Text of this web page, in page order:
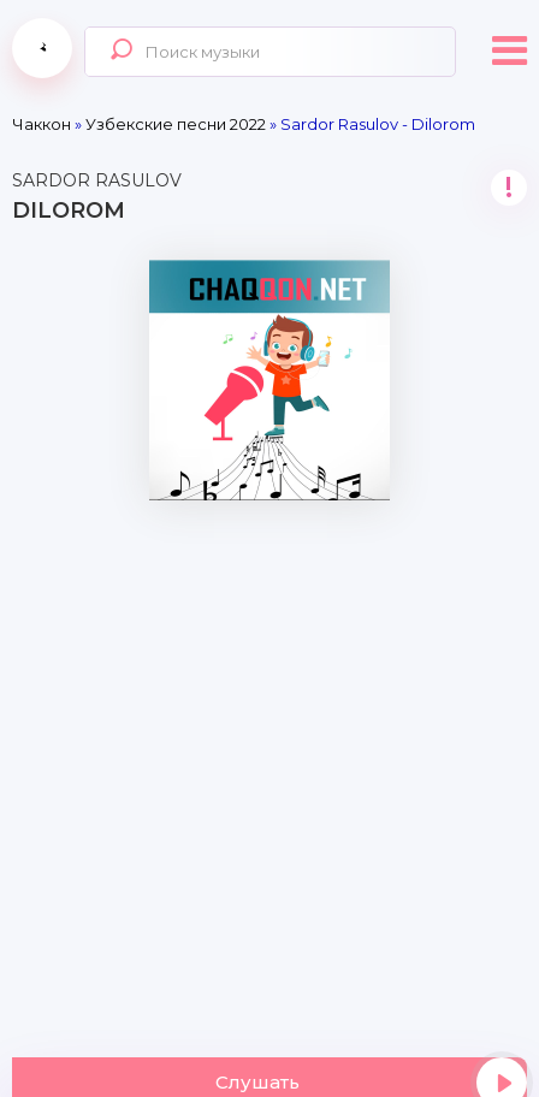
Чаккон »Узбекские песни 2022 » Sardor Rasulov - Dilorom
SARDOR RASULOV
DILOROM
!
Слушать